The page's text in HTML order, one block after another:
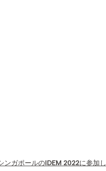
ンガポールのIDEM 2022に参加